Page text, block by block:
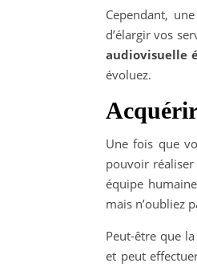
Cependant,
d’élargir vos
audiovisuelle
évoluez.
Acquérir
Une fois que
pouvoir
équipe
mais n’oubliez
Peut-être que
et peut